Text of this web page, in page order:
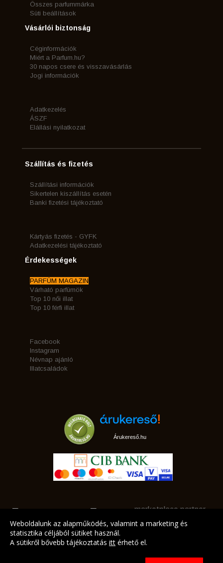
Összes parfummárka
Süti beállítások
Vásárlói biztonság
Céginformációk
Miért a Parfum.hu?
30 napos csere és visszavásárlás
Jogi információk
Adatkezelés
ÁSZF
Elállási nyilatkozat
Szállítás és fizetés
Szállítási információk
Sikertelen kiszállítás esetén
Banki fizetési tájékoztató
Kártyás fizetés - GYFK
Adatkezelési tájékoztató
Érdekességek
PARFÜM MAGAZIN
Várható parfümök
Top 10 női illat
Top 10 férfi illat
Facebook
Instagram
Névnap ajánló
Illatcsaládok
Árukereső.hu
marketplace partner
Weboldalunk az alapműködés, valamint a marketing és
statisztika céljából sütiket használ.
A sütikről bővebb tájékoztatás itt érhető el.